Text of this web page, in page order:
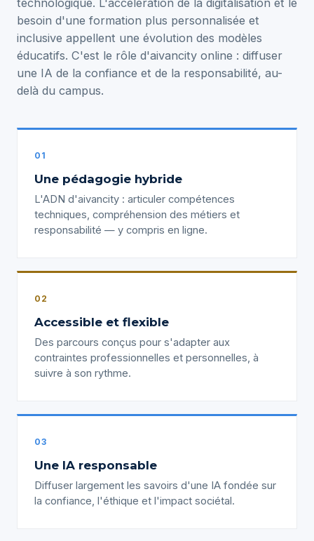
technologique. L'accélération de la digitalisation et le
besoin d'une formation plus personnalisée et
inclusive appellent une évolution des modèles
éducatifs. C'est le rôle d'aivancity online : diffuser
une IA de la confiance et de la responsabilité, au-
delà du campus.
01
Une pédagogie hybride
L'ADN d'aivancity : articuler compétences
techniques, compréhension des métiers et
responsabilité — y compris en ligne.
02
Accessible et flexible
Des parcours conçus pour s'adapter aux
contraintes professionnelles et personnelles, à
suivre à son rythme.
03
Une IA responsable
Diffuser largement les savoirs d'une IA fondée sur
la confiance, l'éthique et l'impact sociétal.